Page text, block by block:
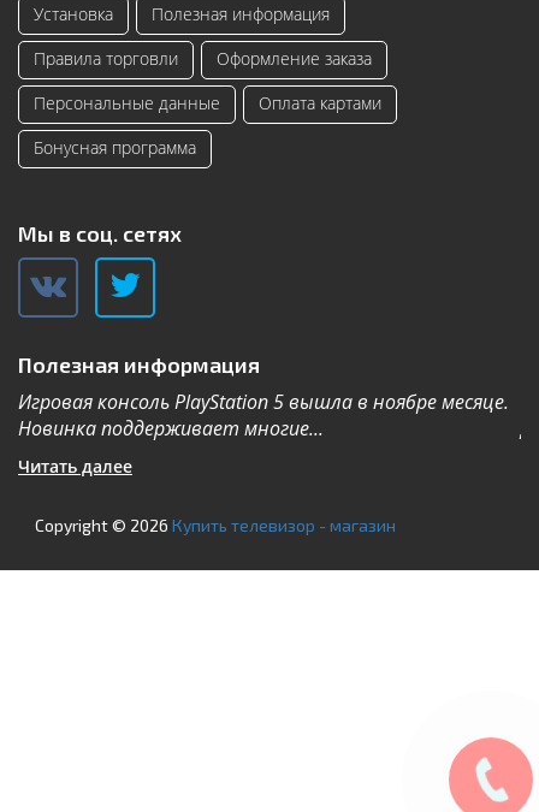
Установка
Полезная информация
Правила торговли
Оформление заказа
Персональные данные
Оплата картами
Бонусная программа
Мы в соц. сетях
Полезная информация
Игровая консоль PlayStation 5 вышла в ноябре месяце.
Новинка поддерживает многие...
Читать далее
Copyright © 2026 Купить телевизор - магазин